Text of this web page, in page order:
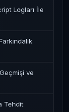
Logları İle
ve
Tehdit